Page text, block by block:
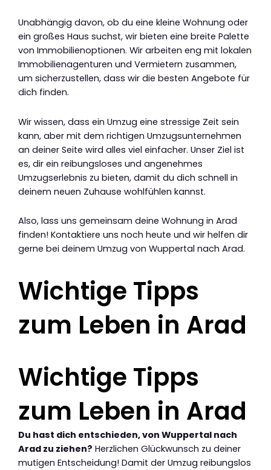
Unabhängig davon, ob du eine kleine Wohnung oder
ein großes Haus suchst, wir bieten eine breite Palette
von Immobilienoptionen. Wir arbeiten eng mit lokalen
Immobilienagenturen und Vermietern zusammen,
um sicherzustellen, dass wir die besten Angebote für
dich finden.
Wir wissen, dass ein Umzug eine stressige Zeit sein
kann, aber mit dem richtigen Umzugsunternehmen
an deiner Seite wird alles viel einfacher. Unser Ziel ist
es, dir ein reibungsloses und angenehmes
Umzugserlebnis zu bieten, damit du dich schnell in
deinem neuen Zuhause wohlfühlen kannst.
Also, lass uns gemeinsam deine Wohnung in Arad
finden! Kontaktiere uns noch heute und wir helfen dir
gerne bei deinem Umzug von Wuppertal nach Arad.
Wichtige Tipps
zum Leben in Arad
Wichtige Tipps
zum Leben in Arad
Du hast dich entschieden, von Wuppertal nach
Arad zu ziehen? Herzlichen Glückwunsch zu deiner
mutigen Entscheidung! Damit der Umzug reibungslos